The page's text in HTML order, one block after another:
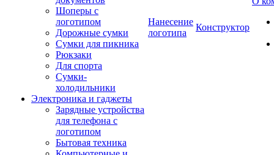
Шоперы с
логотипом
Дорожные сумки
Сумки для пикника
Рюкзаки
Для спорта
Сумки-
холодильники
Электроника и гаджеты
Зарядные устройства
для телефона с
логотипом
Бытовая техника
Нанесение
логотипа
Конструктор